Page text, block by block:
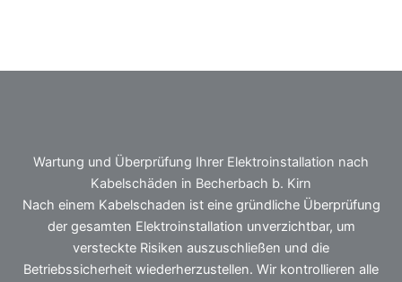
Wartung und Überprüfung Ihrer Elektroinstallation nach
Kabelschäden in Becherbach b. Kirn
Nach einem Kabelschaden ist eine gründliche Überprüfung
der gesamten Elektroinstallation unverzichtbar, um
versteckte Risiken auszuschließen und die
Betriebssicherheit wiederherzustellen. Wir kontrollieren alle